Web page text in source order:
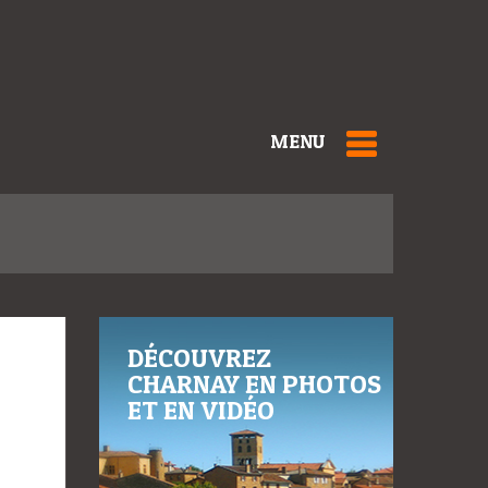
MENU
DÉCOUVREZ
CHARNAY EN PHOTOS
ET EN VIDÉO